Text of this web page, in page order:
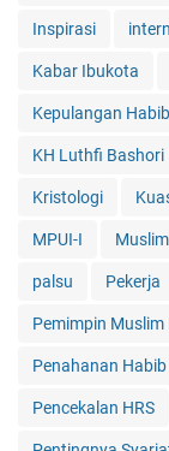
Inspirasi
Kabar Ibukota
Kepulangan
KH Luthfi Bashori
Kristologi
MPUI-I
palsu Pekerja
Pemimpin
Penahanan
Pencekalan HRS